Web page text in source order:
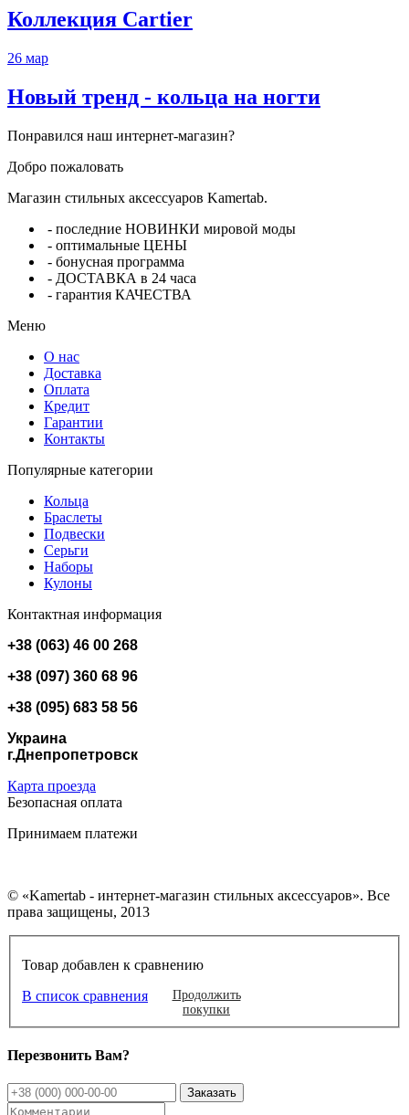
Коллекция Cartier
26 мар
Новый тренд - кольца на ногти
Понравился наш интернет-магазин?
Добро пожаловать
Магазин стильных аксессуаров Kamertab.
- последние НОВИНКИ мировой моды
- оптимальные ЦЕНЫ
- бонусная программа
- ДОСТАВКА в 24 часа
- гарантия КАЧЕСТВА
Меню
О нас
Доставка
Оплата
Кредит
Гарантии
Контакты
Популярные категории
Кольца
Браслеты
Подвески
Серьги
Наборы
Кулоны
Контактная информация
+38 (063) 46 00 268
+38 (097) 360 68 96
+38 (095) 683 58 56
Украина
г.Днепропетровск
Карта проезда
Безопасная оплата
Принимаем платежи
© «Kamertab - интернет-магазин стильных аксессуаров». Все
права защищены, 2013
Товар добавлен к сравнению
В список сравнения
Продолжить
покупки
Перезвонить Вам?